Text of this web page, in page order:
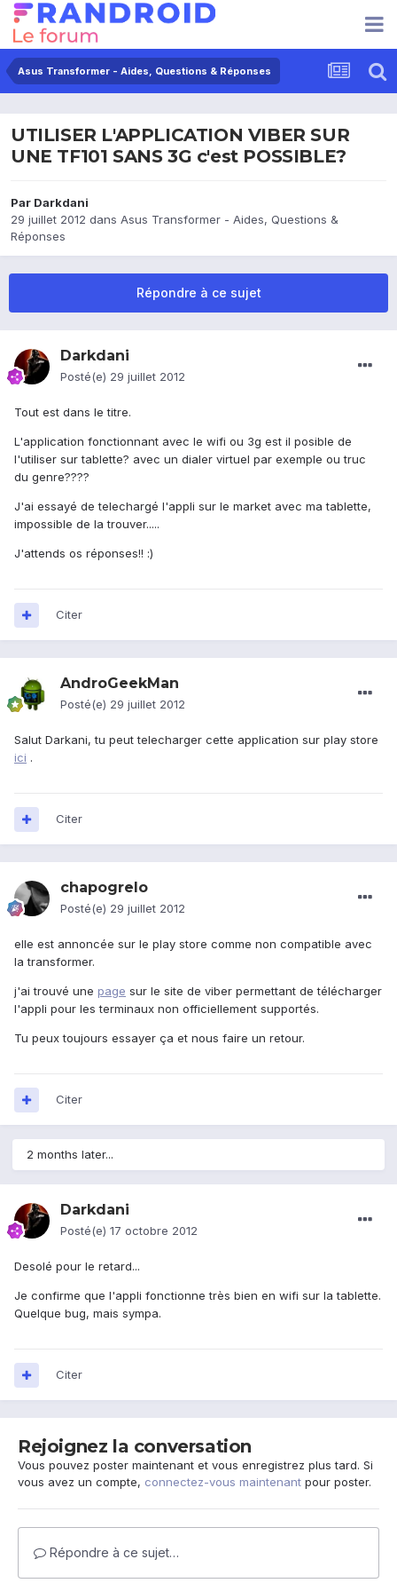
Asus Transformer - Aides, Questions & Réponses
UTILISER L'APPLICATION VIBER SUR
UNE TF101 SANS 3G c'est POSSIBLE?
Par Darkdani
29 juillet 2012 dans Asus Transformer - Aides, Questions &
Réponses
Répondre à ce sujet
Darkdani
Posté(e) 29 juillet 2012
Tout est dans le titre.
L'application fonctionnant avec le wifi ou 3g est il posible de
l'utiliser sur tablette? avec un dialer virtuel par exemple ou truc
du genre????
J'ai essayé de telechargé l'appli sur le market avec ma tablette,
impossible de la trouver.....
J'attends os réponses!! :)
Citer
AndroGeekMan
Posté(e) 29 juillet 2012
Salut Darkani, tu peut telecharger cette application sur play store
ici .
Citer
chapogrelo
Posté(e) 29 juillet 2012
elle est annoncée sur le play store comme non compatible avec
la transformer.
j'ai trouvé une page sur le site de viber permettant de télécharger
l'appli pour les terminaux non officiellement supportés.
Tu peux toujours essayer ça et nous faire un retour.
Citer
2 months later...
Darkdani
Posté(e) 17 octobre 2012
Desolé pour le retard...
Je confirme que l'appli fonctionne très bien en wifi sur la tablette.
Quelque bug, mais sympa.
Citer
Rejoignez la conversation
Vous pouvez poster maintenant et vous enregistrez plus tard. Si
vous avez un compte, connectez-vous maintenant pour poster.
Répondre à ce sujet…